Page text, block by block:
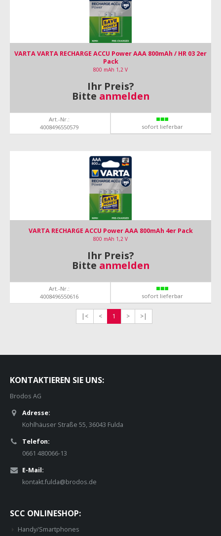
VARTA VARTA RECHARGE ACCU Power AAA 800mAh / HR 03 2er
Pack
800 mAh 1,2 V
Ihr Preis?
Bitte anmelden
Art.-Nr.:
4008496550579
sofort lieferbar
VARTA RECHARGE ACCU Power AAA 800mAh 4er Pack
800 mAh 1,2 V
Ihr Preis?
Bitte anmelden
Art.-Nr.:
4008496550616
sofort lieferbar
|< < 1 > >|
KONTAKTIEREN SIE UNS:
Brodos AG
Adresse:
Kohlhäuser Straße 55, 36043 Fulda
Telefon:
0661 480066-13
E-Mail:
kontakt.fulda@brodos.de
SCC ONLINESHOP:
Handy/Smartphones